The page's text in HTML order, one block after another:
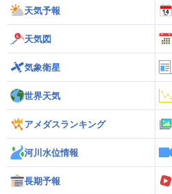
天気予報
天気図
気象衛星
世界天気
アメダスランキング
河川水位情報
長期予報